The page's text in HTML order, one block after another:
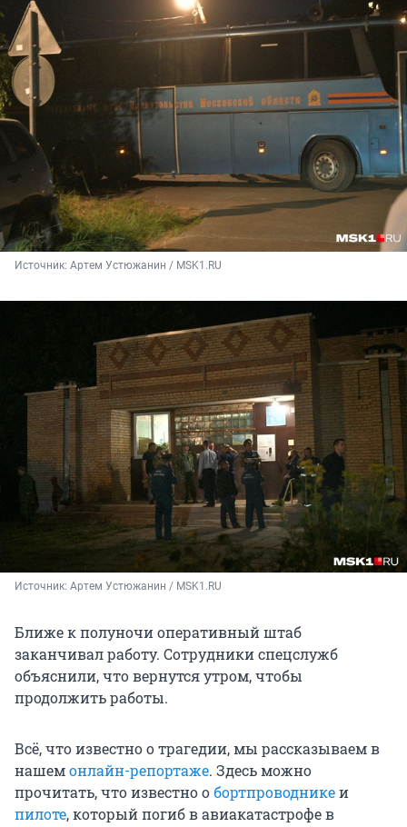
Источник: Артем Устюжанин / MSK1.RU
Источник: Артем Устюжанин / MSK1.RU
Ближе к полуночи оперативный штаб
заканчивал работу. Сотрудники спецслужб
объяснили, что вернутся утром, чтобы
продолжить работы.
Всё, что известно о трагедии, мы рассказываем в
нашемонлайн-репортаже. Здесь можно
прочитать, что известно обортпроводникеи
пилоте, который погиб в авиакатастрофе в